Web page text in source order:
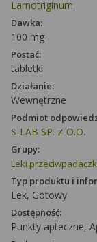
Lamotriginum
Dawka:
100 mg
Postać:
tabletki
Działanie:
Wewnętrzne
Podmiot
S-LAB SP. Z O.O.
Grupy:
Leki
Typ produktu i
Lek, Gotowy
Dostępność:
Punkty apteczne,